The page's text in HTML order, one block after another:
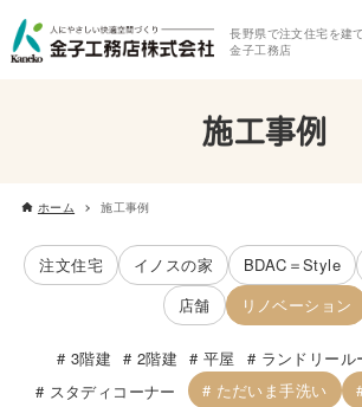
長野県で注文住宅を建
金子工務店
施工事例
ホーム 施工事例
注文住宅 イノスの家 BDAC＝Style
店舗
リノベーション
3階建 2階建 平屋 ランドリール
スタディコーナー
ただいま手洗い